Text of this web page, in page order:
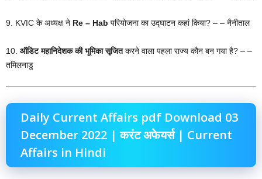
9. KVIC के अध्यक्ष ने Re – Hab परियोजना का उद्घाटन कहां किया? – – नैनीताल
10. ऑडिट महानिदेशक की भूमिका सृजितकरने वाला पहला राज्य कौन बन गया है? – –
तमिलनाडु
Daily Current Affairs pdf Download 03
December 2022 | करंट अफेयर्स | Current
Affairs in Hindi